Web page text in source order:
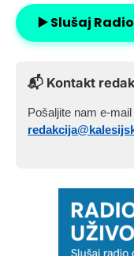
▶️ Slušaj
📬 Kontakt
Pošaljite nam e-mail